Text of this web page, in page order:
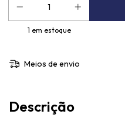
1 em estoque
Meios de envio
Descrição